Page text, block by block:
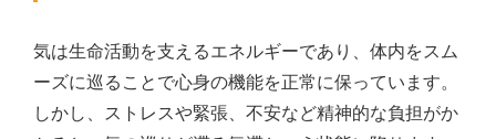
気は生命活動を支えるエネルギーであり、体内をスム
ーズに巡ることで心身の機能を正常に保っています。
しかし、ストレスや緊張、不安など精神的な負担がか